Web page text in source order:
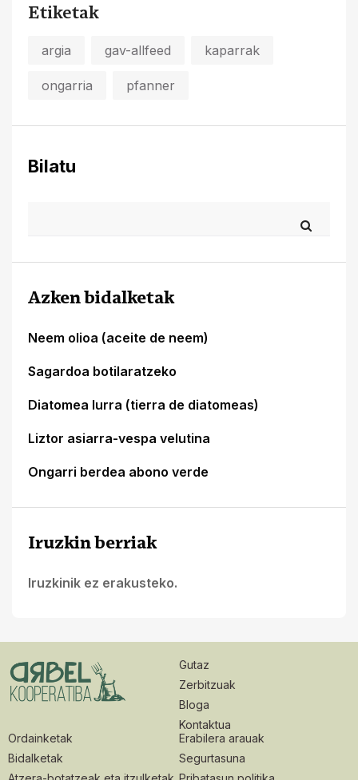
Etiketak
argia gav-allfeed kaparrak
ongarria pfanner
Bilatu
Azken bidalketak
Neem olioa (aceite de neem)
Sagardoa botilaratzeko
Diatomea lurra (tierra de diatomeas)
Liztor asiarra-vespa velutina
Ongarri berdea abono verde
Iruzkin berriak
Iruzkinik ez erakusteko.
Gutaz
Zerbitzuak
Bloga
Kontaktua
Ordainketak
Bidalketak
Erabilera arauak
Segurtasuna